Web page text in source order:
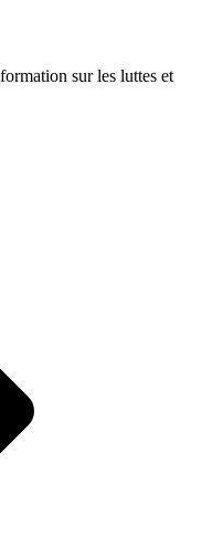
sur les luttes et